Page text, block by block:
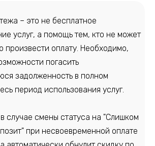
– это не бесплатное
услуг, а помощь тем, кто не может
произвести оплату. Необходимо,
погасить
задолженность в полном
период использования услуг.
случае смены статуса на "Слишком
при несвоевременной оплате